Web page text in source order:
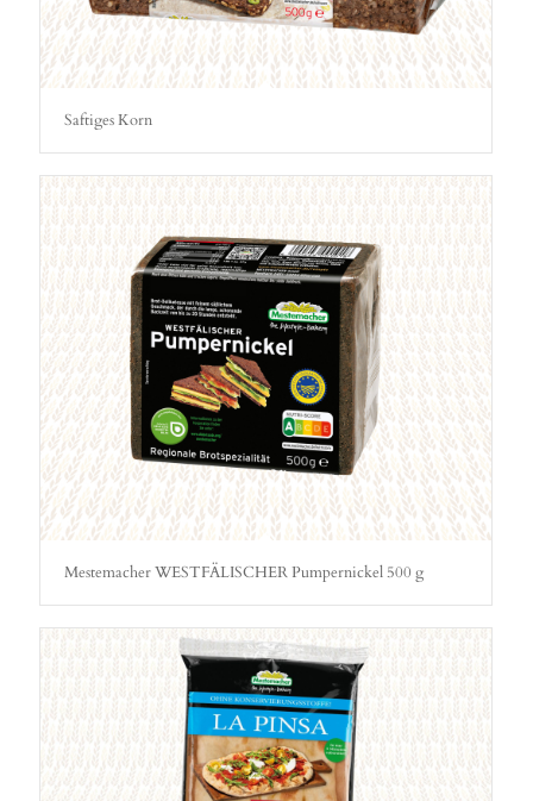
Saftiges Korn
Mestemacher WESTFÄLISCHER Pumpernickel 500 g